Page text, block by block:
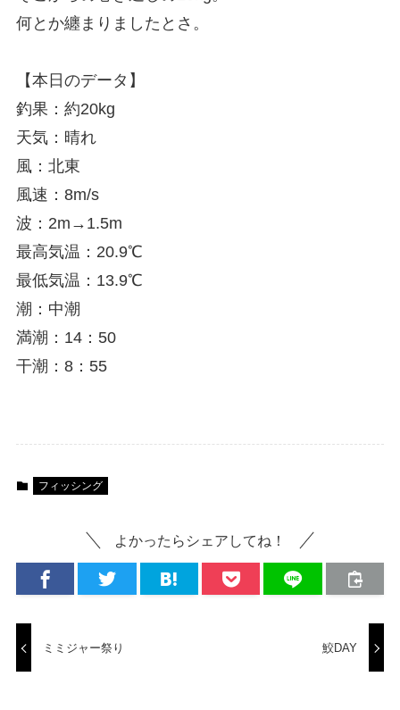
何とか纏まりましたとさ。
【本日のデータ】
釣果：約20kg
天気：晴れ
風：北東
風速：8m/s
波：2m→1.5m
最高気温：20.9℃
最低気温：13.9℃
潮：中潮
満潮：14：50
干潮：8：55
フィッシング
よかったらシェアしてね！
ミミジャー祭り 鮫DAY